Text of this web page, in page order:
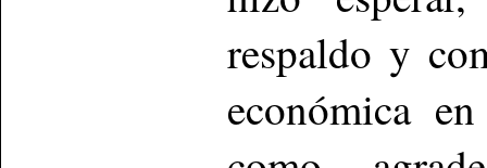
respaldo y
económica